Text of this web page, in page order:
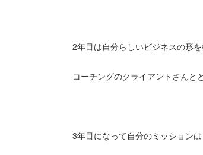
2年目は自分らしいビジネスの形を
コーチングのクライアントさんと
3年目になって自分のミッションは